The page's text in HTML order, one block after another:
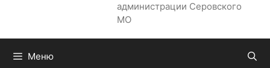
администрации Серовского
МО
Меню